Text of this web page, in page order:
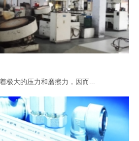
极大的压力和磨擦力，因而...